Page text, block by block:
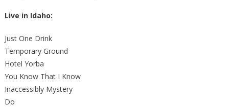
Live in Idaho:
Just One Drink
Temporary Ground
Hotel Yorba
You Know That I Know
Inaccessibly Mystery
Do